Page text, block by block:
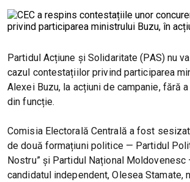
Partidul Acțiune și Solidaritate (PAS) nu
cazul contestațiilor privind participarea
Alexei Buzu, la acțiuni de campanie, fără
din funcție.
Comisia Electorală Centrală a fost
de două formațiuni politice — Partidul
Nostru” și Partidul Național
candidatul independent, Olesea Stamate,